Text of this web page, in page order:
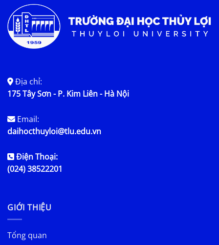
Địa chỉ:
175 Tây Sơn - P. Kim Liên - Hà Nội
Email:
daihocthuyloi@tlu.edu.vn
Điện Thoại:
(024) 38522201
GIỚI THIỆU
Tổng quan